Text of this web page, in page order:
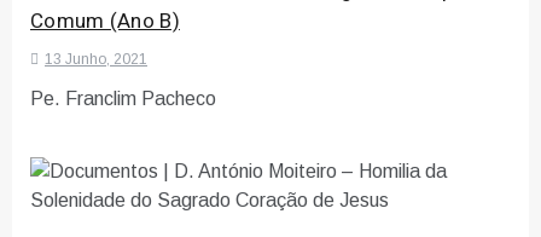
Comum (Ano B)
13 Junho, 2021
Pe. Franclim Pacheco